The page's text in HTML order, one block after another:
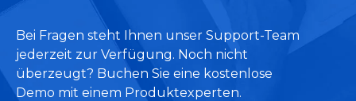
Bei Fragen steht Ihnen unser Support-Team
jederzeit zur Verfügung. Noch nicht
überzeugt? Buchen Sie eine kostenlose
Demo mit einem Produktexperten.